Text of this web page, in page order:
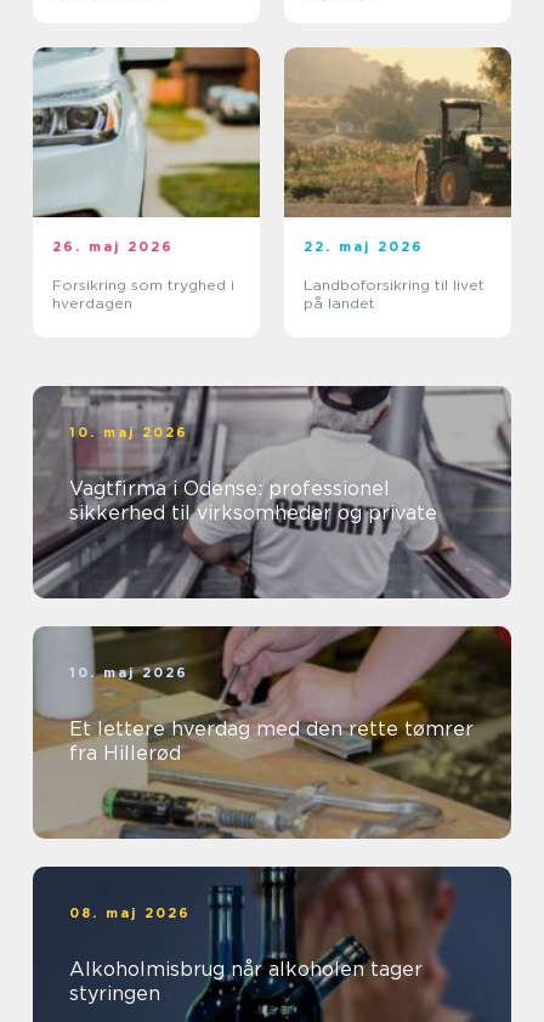
26. maj 2026
Forsikring som tryghed i
hverdagen
22. maj 2026
Landboforsikring til livet
på landet
10. maj 2026
Vagtfirma i Odense: professionel
sikkerhed til virksomheder og private
10. maj 2026
Et lettere hverdag med den rette tømrer
fra Hillerød
08. maj 2026
Alkoholmisbrug når alkoholen tager
styringen